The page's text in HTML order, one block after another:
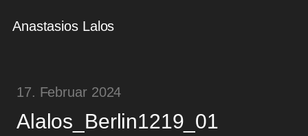
Anastasios Lalos
17. Februar 2024
Alalos_Berlin1219_01